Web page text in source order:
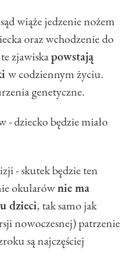
wiąże jedzenie nożem
oraz wchodzenie do
zjawiskapowstają
w codziennym życiu.
genetyczne.
dziecko będzie miało
- skutek będzie ten
okularównie ma
dzieci, tak samo jak
nowoczesnej) patrzenie
są najczęściej